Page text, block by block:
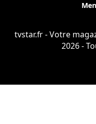
tvstar.fr - Votre
2026 -